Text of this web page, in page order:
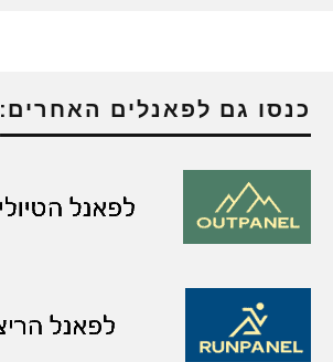
כנסו גם לפאנלים האחרים: